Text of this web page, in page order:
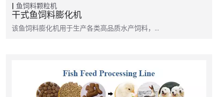
鱼饲料颗粒机
干式鱼饲料膨化机
该鱼饲料膨化机用于生产各类高品质水产饲料，…